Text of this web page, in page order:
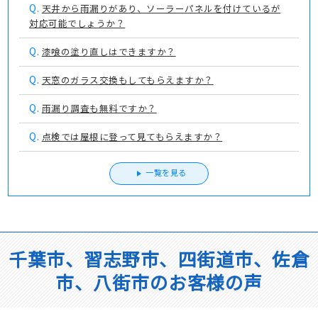
Q. 天井から雨漏りがあり、ソーラーパネルを付けているが
対応可能でしょうか？
Q. 漆喰の塗り直しはできますか？
Q. 天窓のガラス交換もしてもらえますか？
Q. 雨漏り調査も無料ですか？
Q. 点検では屋根に登って見てもらえますか？
一覧を見る
千葉市、習志野市、四街道市、佐倉
市、八街市のお客様の声